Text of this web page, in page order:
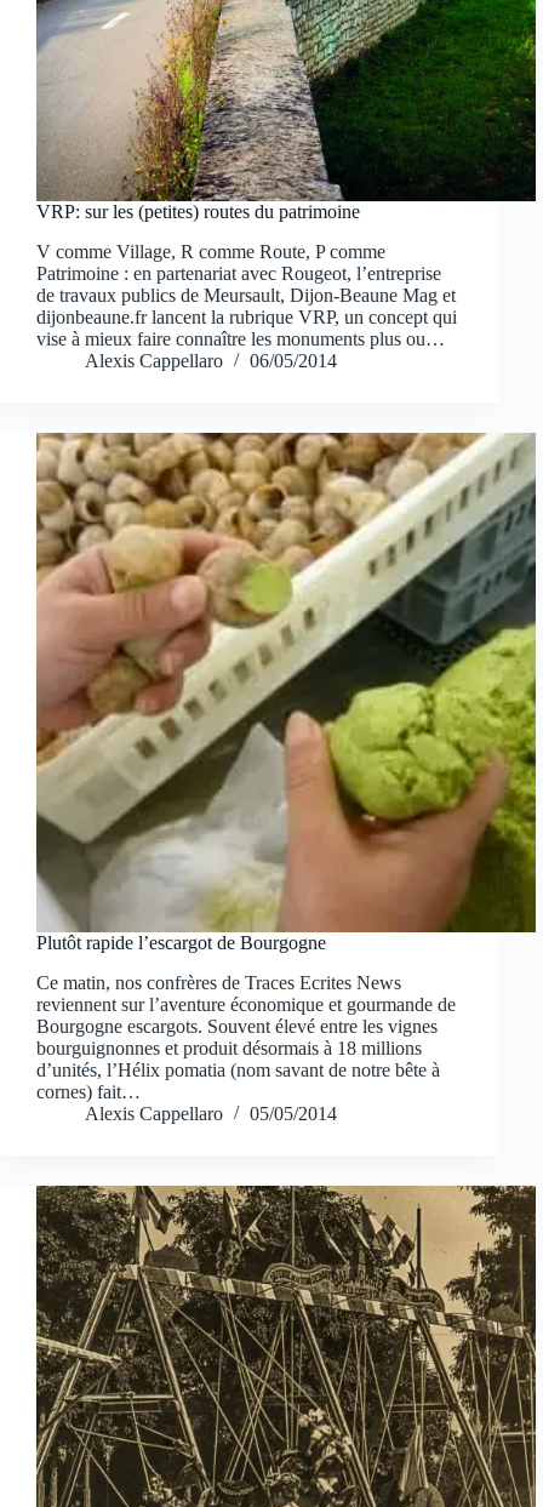
VRP: sur les (petites) routes du patrimoine
V comme Village, R comme Route, P comme
Patrimoine : en partenariat avec Rougeot, l’entreprise
de travaux publics de Meursault, Dijon-Beaune Mag et
dijonbeaune.fr lancent la rubrique VRP, un concept qui
vise à mieux faire connaître les monuments plus ou…
Alexis Cappellaro
06/05/2014
Plutôt rapide l’escargot de Bourgogne
Ce matin, nos confrères de Traces Ecrites News
reviennent sur l’aventure économique et gourmande de
Bourgogne escargots. Souvent élevé entre les vignes
bourguignonnes et produit désormais à 18 millions
d’unités, l’Hélix pomatia (nom savant de notre bête à
cornes) fait…
Alexis Cappellaro
05/05/2014